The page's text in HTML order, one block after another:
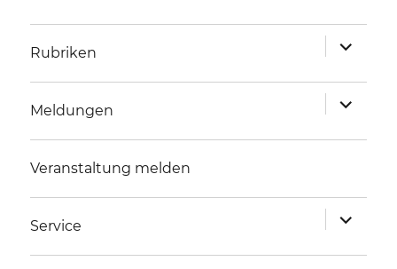
Rubriken
anzeigen
Meldungen
anzeigen
Veranstaltung melden
Service
anzeigen